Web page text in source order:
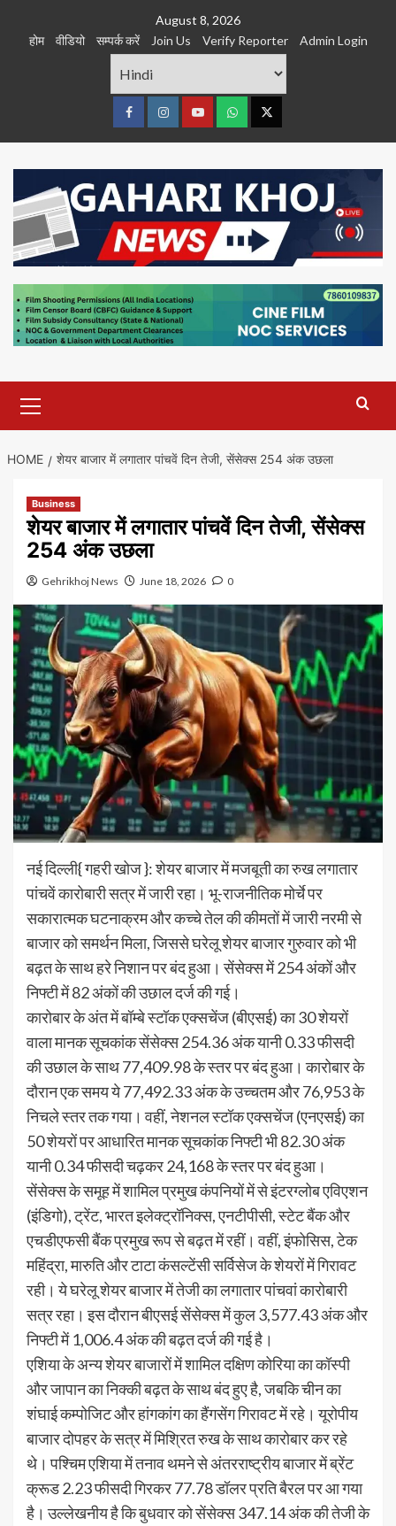
August 8, 2026
होम
वीडियो सम्पर्क करें Join Us Verify Reporter Admin Login
FacebookInstagramyoutubeWhatsTwitter
Menu
HOME शेयर बाजार में लगातार पांचवें दिन तेजी, सेंसेक्स 254 अंक उछला
Business
शेयर बाजार में लगातार पांचवें दिन तेजी, सेंसेक्स
254 अंक उछला
Gehrikhoj News June 18, 2026 0
नई दिल्ली{ गहरी खोज }: शेयर बाजार में मजबूती का रुख लगातार
पांचवें कारोबारी सत्र में जारी रहा। भू-राजनीतिक मोर्चे पर
सकारात्मक घटनाक्रम और कच्चे तेल की कीमतों में जारी नरमी से
बाजार को समर्थन मिला, जिससे घरेलू शेयर बाजार गुरुवार को भी
बढ़त के साथ हरे निशान पर बंद हुआ। सेंसेक्स में 254 अंकों और
निफ्टी में 82 अंकों की उछाल दर्ज की गई।
कारोबार के अंत में बॉम्बे स्टॉक एक्सचेंज (बीएसई) का 30 शेयरों
वाला मानक सूचकांक सेंसेक्स 254.36 अंक यानी 0.33 फीसदी
की उछाल के साथ 77,409.98 के स्तर पर बंद हुआ। कारोबार के
दौरान एक समय ये 77,492.33 अंक के उच्चतम और 76,953 के
निचले स्तर तक गया। वहीं, नेशनल स्टॉक एक्सचेंज (एनएसई) का
50 शेयरों पर आधारित मानक सूचकांक निफ्टी भी 82.30 अंक
यानी 0.34 फीसदी चढ़कर 24,168 के स्तर पर बंद हुआ।
सेंसेक्स के समूह में शामिल प्रमुख कंपनियों में से इंटरग्लोब एविएशन
(इंडिगो), ट्रेंट, भारत इलेक्ट्रॉनिक्स, एनटीपीसी, स्टेट बैंक और
एचडीएफसी बैंक प्रमुख रूप से बढ़त में रहीं। वहीं, इंफोसिस, टेक
महिंद्रा, मारुति और टाटा कंसल्टेंसी सर्विसेज के शेयरों में गिरावट
रही। ये घरेलू शेयर बाजार में तेजी का लगातार पांचवां कारोबारी
सत्र रहा। इस दौरान बीएसई सेंसेक्स में कुल 3,577.43 अंक और
निफ्टी में 1,006.4 अंक की बढ़त दर्ज की गई है।
एशिया के अन्य शेयर बाजारों में शामिल दक्षिण कोरिया का कॉस्पी
और जापान का निक्की बढ़त के साथ बंद हुए है, जबकि चीन का
शंघाई कम्पोजिट और हांगकांग का हैंगसेंग गिरावट में रहे। यूरोपीय
बाजार दोपहर के सत्र में मिश्रित रुख के साथ कारोबार कर रहे
थे। पश्चिम एशिया में तनाव थमने से अंतरराष्ट्रीय बाजार में ब्रेंट
क्रूड 2.23 फीसदी गिरकर 77.78 डॉलर प्रति बैरल पर आ गया
है। उल्लेखनीय है कि बुधवार को सेंसेक्स 347.14 अंक की तेजी के